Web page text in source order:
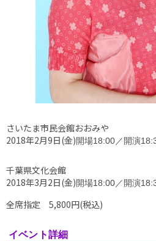
さいたま市民会館おおみや
2018年2月9日(金)開場18:00／開演
千葉県文化会館
2018年3月2日(金)開場18:00／開演
全席指定 5,800円(税込)
イベント詳細